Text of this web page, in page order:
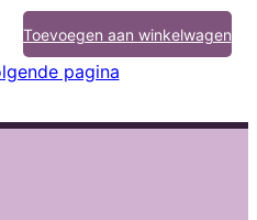
Toevoegen aan winkelwagen
pagina